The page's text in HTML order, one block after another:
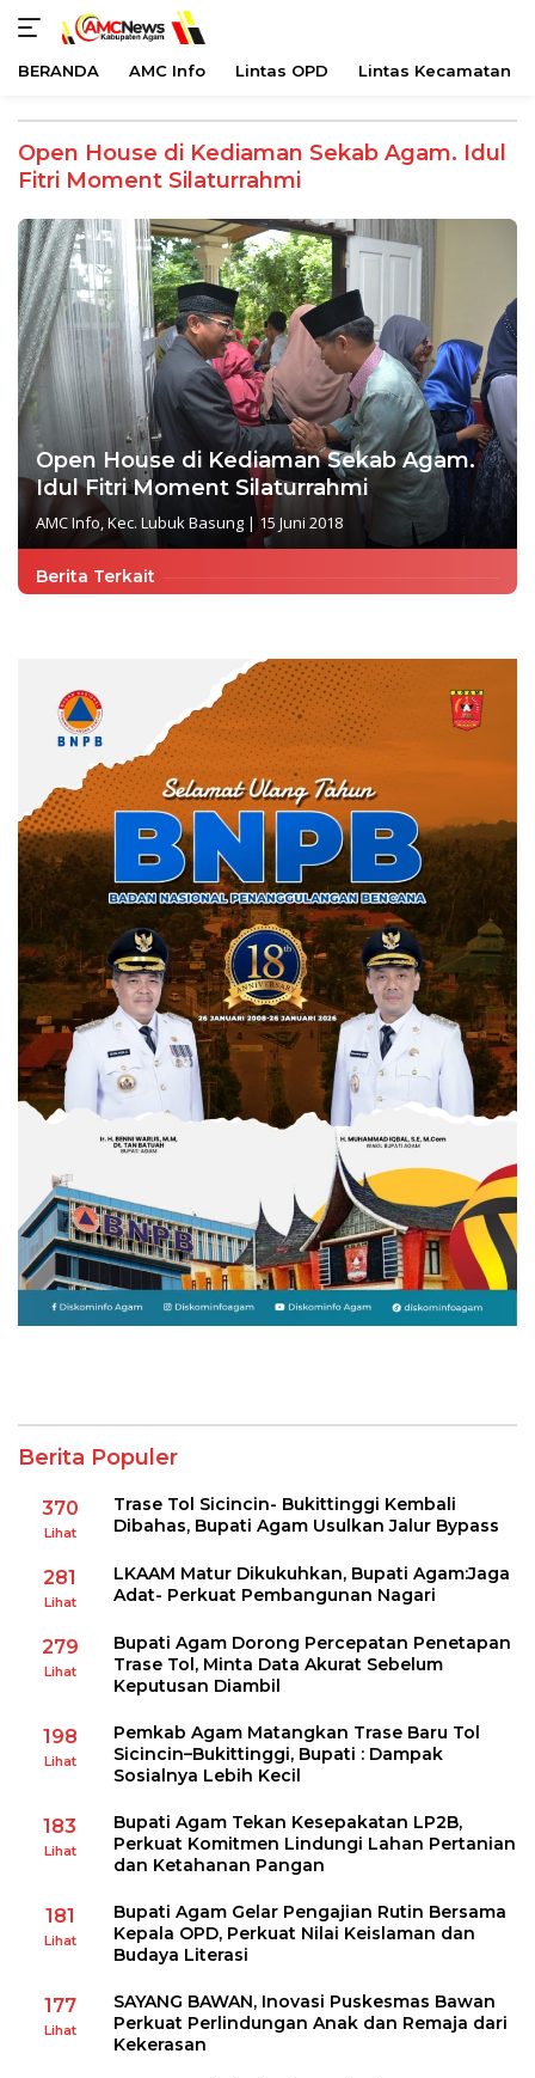
konten
BERANDA AMC Info Lintas OPD Lintas Kecamatan
Open House di Kediaman Sekab Agam. Idul
Fitri Moment Silaturrahmi
Open House di Kediaman Sekab Agam.
Idul Fitri Moment Silaturrahmi
AMC Info,Kec. Lubuk Basung | 15 Juni 2018
Berita Terkait
Berita Populer
370
Lihat
Trase Tol Sicincin- Bukittinggi Kembali
Dibahas, Bupati Agam Usulkan Jalur Bypass
281
Lihat
LKAAM Matur Dikukuhkan, Bupati Agam:Jaga
Adat- Perkuat Pembangunan Nagari
279
Lihat
Bupati Agam Dorong Percepatan Penetapan
Trase Tol, Minta Data Akurat Sebelum
Keputusan Diambil
198
Lihat
Pemkab Agam Matangkan Trase Baru Tol
Sicincin–Bukittinggi, Bupati : Dampak
Sosialnya Lebih Kecil
183
Lihat
Bupati Agam Tekan Kesepakatan LP2B,
Perkuat Komitmen Lindungi Lahan Pertanian
dan Ketahanan Pangan
181
Lihat
Bupati Agam Gelar Pengajian Rutin Bersama
Kepala OPD, Perkuat Nilai Keislaman dan
Budaya Literasi
177
Lihat
SAYANG BAWAN, Inovasi Puskesmas Bawan
Perkuat Perlindungan Anak dan Remaja dari
Kekerasan